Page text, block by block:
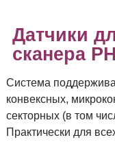
Датчики
сканера
Система
конвексных,
секторных (в том
Практически для